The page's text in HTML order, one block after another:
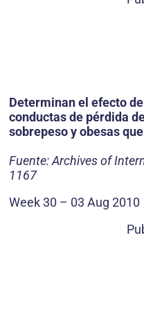
Determinan el efecto
conductas de pérdida
sobrepeso y obesas
Fuente: Archives of
1167
Week 30 – 03 Aug 2010